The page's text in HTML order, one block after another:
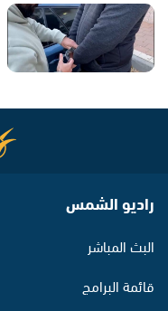
راديو الشمس
البث المباشر
قائمة البرامج